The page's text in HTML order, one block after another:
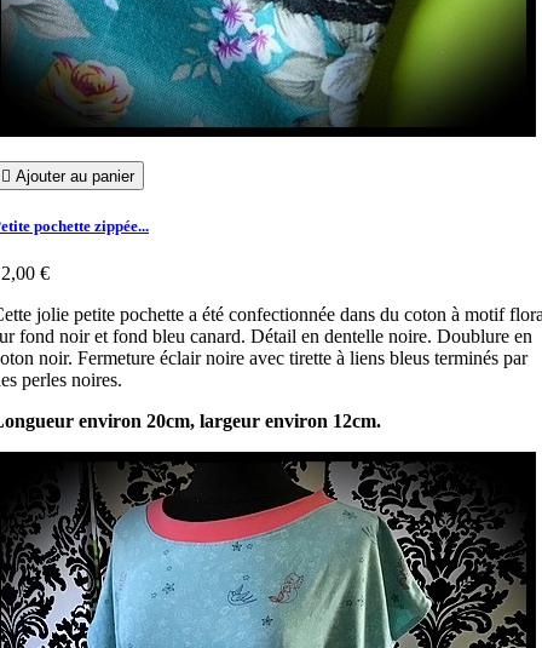
 Ajouter au panier
pochette zippée...
€
jolie petite pochette a été confectionnée dans du coton à motif
fond noir et fond bleu canard. Détail en dentelle noire. Doublure en
noir. Fermeture éclair noire avec tirette à liens bleus terminés par
perles noires.
environ 20cm, largeur environ 12cm.